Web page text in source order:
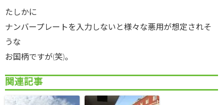
たしかに
ナンバープレートを入力しないと様々な悪用が想定されそ
うな
お国柄ですが(笑)。
関連記事